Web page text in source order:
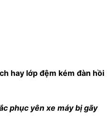
hay lớp đệm kém đàn hồi
phục yên xe máy bị gãy